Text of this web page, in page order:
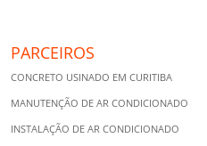
PARCEIROS
CONCRETO USINADO EM CURITIBA
MANUTENÇÃO DE AR CONDICIONADO
INSTALAÇÃO DE AR CONDICIONADO